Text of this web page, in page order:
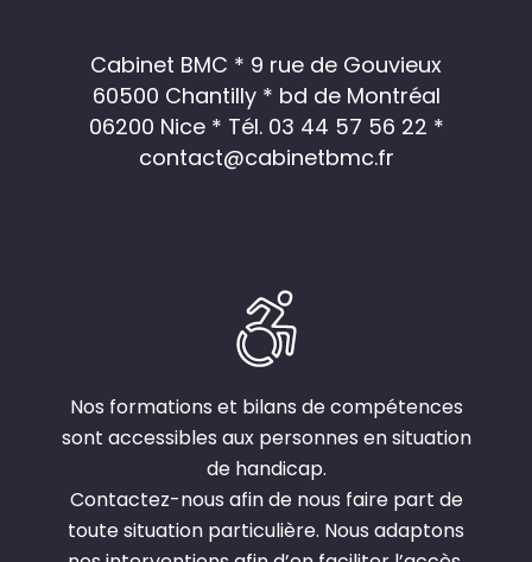
Cabinet BMC * 9 rue de Gouvieux
60500 Chantilly * bd de Montréal
06200 Nice * Tél. 03 44 57 56 22 *
contact@cabinetbmc.fr
Nos formations et bilans de compétences
sont accessibles aux personnes en situation
de handicap.
Contactez-nous afin de nous faire part de
toute situation particulière. Nous adaptons